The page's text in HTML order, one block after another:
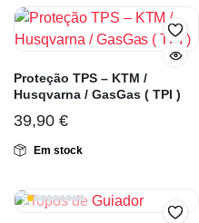
Proteção TPS – KTM /
Husqvarna / GasGas ( TPI )
39,90 €
Em stock